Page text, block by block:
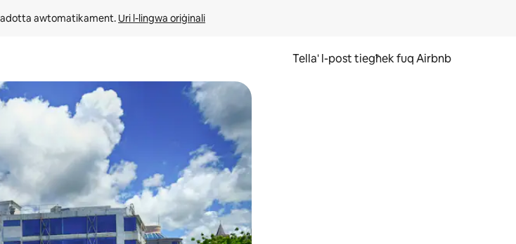
awtomatikament. Uri l-lingwa oriġinali
Tella' l-post tiegħek fuq Airbnb